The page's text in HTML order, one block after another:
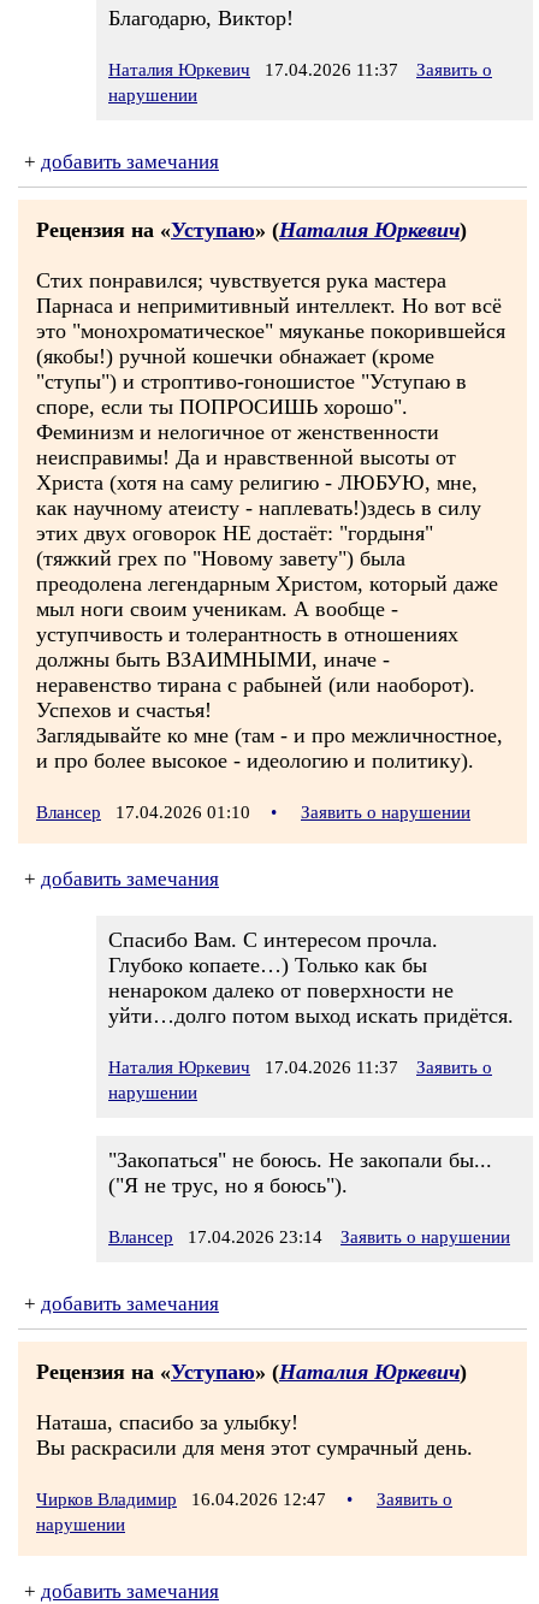
Благодарю, Виктор!
Наталия Юркевич 17.04.2026 11:37
Заявить о
нарушении
+ добавить замечания
Рецензия на «Уступаю» (Наталия Юркевич)
Стих понравился; чувствуется рука мастера
Парнаса и непримитивный интеллект. Но вот всё
это "монохроматическое" мяуканье покорившейся
(якобы!) ручной кошечки обнажает (кроме
"ступы") и строптиво-гоношистое "Уступаю в
споре, если ты ПОПРОСИШЬ хорошо".
Феминизм и нелогичное от женственности
неисправимы! Да и нравственной высоты от
Христа (хотя на саму религию - ЛЮБУЮ, мне,
как научному атеисту - наплевать!)здесь в силу
этих двух оговорок НЕ достаёт: "гордыня"
(тяжкий грех по "Новому завету") была
преодолена легендарным Христом, который даже
мыл ноги своим ученикам. А вообще -
уступчивость и толерантность в отношениях
должны быть ВЗАИМНЫМИ, иначе -
неравенство тирана с рабыней (или наоборот).
Успехов и счастья!
Заглядывайте ко мне (там - и про межличностное,
и про более высокое - идеологию и политику).
Влансер 17.04.2026 01:10 • Заявить о нарушении
+ добавить замечания
Спасибо Вам. С интересом прочла.
Глубоко копаете…) Только как бы
ненароком далеко от поверхности не
уйти…долго потом выход искать придётся.
Наталия Юркевич 17.04.2026 11:37
Заявить о
нарушении
"Закопаться" не боюсь. Не закопали бы...
("Я не трус, но я боюсь").
Влансер 17.04.2026 23:14 Заявить о нарушении
+ добавить замечания
Рецензия на «Уступаю» (Наталия Юркевич)
Наташа, спасибо за улыбку!
Вы раскрасили для меня этот сумрачный день.
Чирков Владимир 16.04.2026 12:47 •
Заявить о
нарушении
+ добавить замечания